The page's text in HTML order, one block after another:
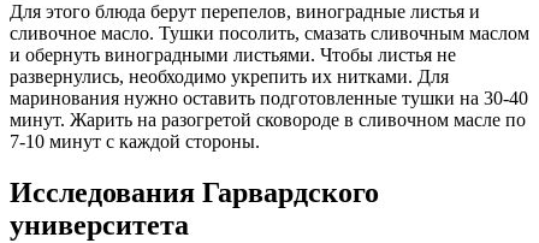
Для этого блюда берут перепелов, виноградные листья и
сливочное масло. Тушки посолить, смазать сливочным маслом
и обернуть виноградными листьями. Чтобы листья не
развернулись, необходимо укрепить их нитками. Для
маринования нужно оставить подготовленные тушки на 30-40
минут. Жарить на разогретой сковороде в сливочном масле по
7-10 минут с каждой стороны.
Исследования Гарвардского
университета